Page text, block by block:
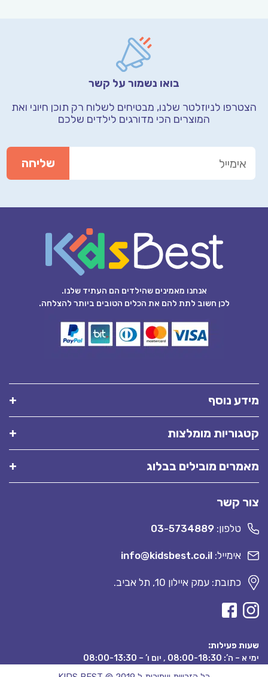
בואו נשמור על קשר
הצטרפו לניוזלטר שלנו, מבטיחים לשלוח רק תוכן חיוני ואת
המוצרים הכי מדורגים לילדים שלכם
אנחנו מאמינים שהילדים הם העתיד שלנו.
לכן חשוב לתת להם את הכלים הטובים ביותר להצלחה.
מידע נוסף
קטגוריות מומלצות
מאמרים מובילים בבלוג
צור קשר
טלפון: 03-5734889
אימייל: info@kidsbest.co.il
כתובת: עמק איילון 10, תל אביב.
שעות פעילות:
ימי א – ה’: 08:00-18:30 , יום ו’ – 08:00-13:30